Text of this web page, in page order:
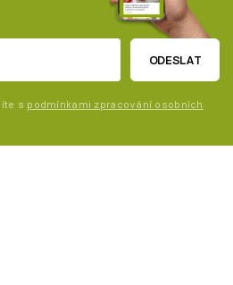
ODESLAT
s podmínkami zpracování osobních